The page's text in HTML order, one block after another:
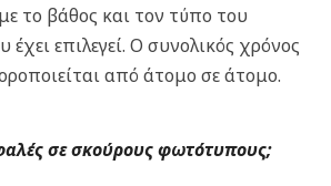
το βάθος και τον τύπο του
επιλεγεί. Ο συνολικός χρόνος
από άτομο σε άτομο.
σε σκούρους φωτότυπους;